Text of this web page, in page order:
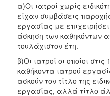
α)Οι ιατροί χωρίς
είχαν συμβάσεις
εργασίας με
άσκηση των καθηκόντων
τουλάχιστον έτη.
β)Οι ιατροί οι οποίοι
καθήκοντα ιατρού
ασκούν τον τίτλο της
εργασίας, αλλά τίτλο